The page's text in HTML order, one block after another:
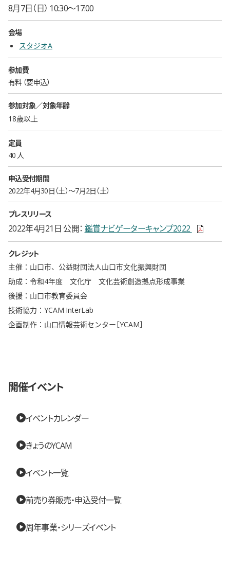
8月7日（日） 10:30〜17:00
会場
スタジオA
参加費
有料 要申込
参加対象／対象年齢
18歳以上
定員
40 人
申込受付期間
2022年4月30日（土）〜7月2日（土）
プレスリリース
2022年4月21日 公開 鑑賞ナビゲーターキャンプ2022 新しいウ
クレジット
主催：山口市、公益財団法人山口市文化振興財団
助成：令和4年度 文化庁 文化芸術創造拠点形成事業
後援：山口市教育委員会
技術協力：YCAM InterLab
企画制作：山口情報芸術センター［YCAM］
開催イベント
イベントカレンダー
きょうのYCAM
イベント一覧
前売り券販売・申込受付一覧
周年事業・シリーズイベント